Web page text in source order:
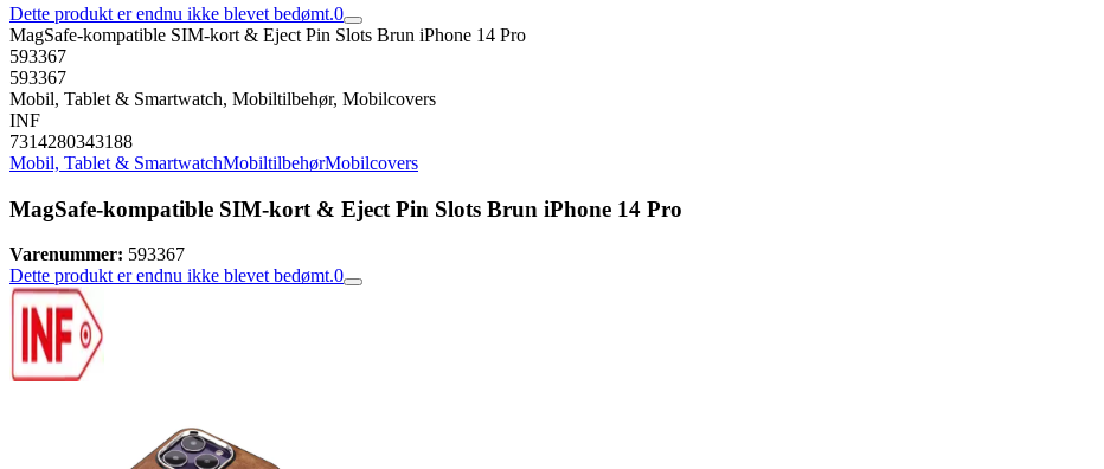
Dette produkt er endnu ikke blevet bedømt.0
MagSafe-kompatible SIM-kort & Eject Pin Slots Brun iPhone 14 Pro
593367
593367
Mobil, Tablet & Smartwatch, Mobiltilbehør, Mobilcovers
INF
7314280343188
Mobil, Tablet & SmartwatchMobiltilbehørMobilcovers
MagSafe-kompatible SIM-kort & Eject Pin Slots Brun iPhone 14 Pro
Varenummer: 593367
Dette produkt er endnu ikke blevet bedømt.0